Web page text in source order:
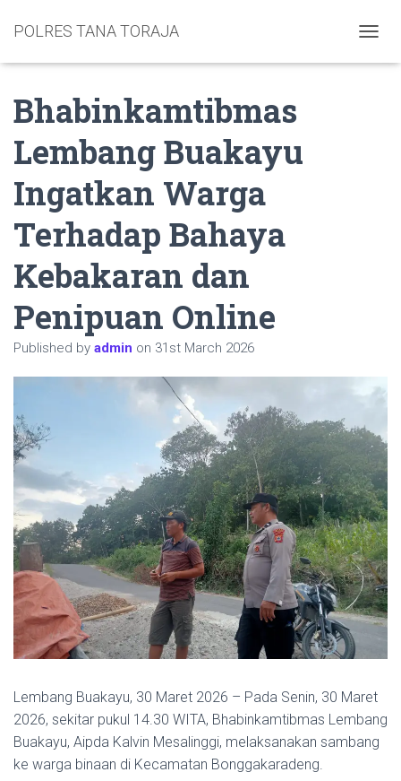
POLRES TANA TORAJA
Bhabinkamtibmas
Lembang Buakayu
Ingatkan Warga
Terhadap Bahaya
Kebakaran dan
Penipuan Online
Published by admin on 31st March 2026
Lembang Buakayu, 30 Maret 2026 – Pada Senin, 30 Maret
2026, sekitar pukul 14.30 WITA, Bhabinkamtibmas Lembang
Buakayu, Aipda Kalvin Mesalinggi, melaksanakan sambang
ke warga binaan di Kecamatan Bonggakaradeng.